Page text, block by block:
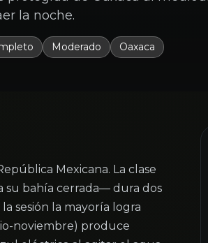
la noche.
Moderado Oaxaca
Mexicana. La clase
su bahía cerrada— dura dos
sesión la mayoría logra
noviembre) produce